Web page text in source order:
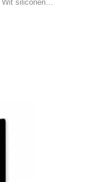
siliconen…